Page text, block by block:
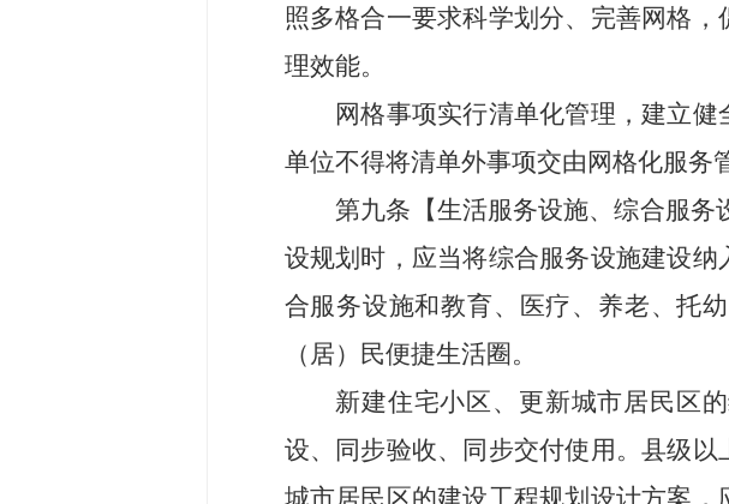
照多格合一要求科学划分、完善网格，
理效能。
网格事项实行清单化管理，建立
单位不得将清单外事项交由网格化服务
第九条 【生活服务设施、综合服务
设规划 时 ， 应当将综合服务设施建设纳
合服务设施和教育、医疗、养老、托
（ 居）民便捷生活圈。
新建住宅小区、更新城市居民区
设、同步验收、同步交付使用。县级
城市居民区的建设工程规划设计方案